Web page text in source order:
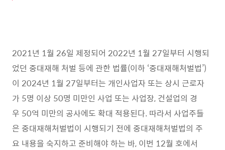
2021년 1월 26일 제정되어 2022년 1월 27일부터 시행되
었던 중대재해 처벌 등에 관한 법률(이하 ‘중대재해처벌법’)
이 2024년 1월 27일부터는 개인사업자 또는 상시 근로자
가 5명 이상 50명 미만인 사업 또는 사업장, 건설업의 경
우 50억 미만의 공사에도 확대 적용된다. 따라서 사업주들
은 중대재해처벌법이 시행되기 전에 중대재해처벌법의 주
요 내용을 숙지하고 준비해야 하는 바, 이번 12월 호에서